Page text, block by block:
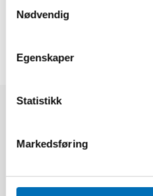
Nødvendig
Egenskaper
Statistikk
Markedsføring